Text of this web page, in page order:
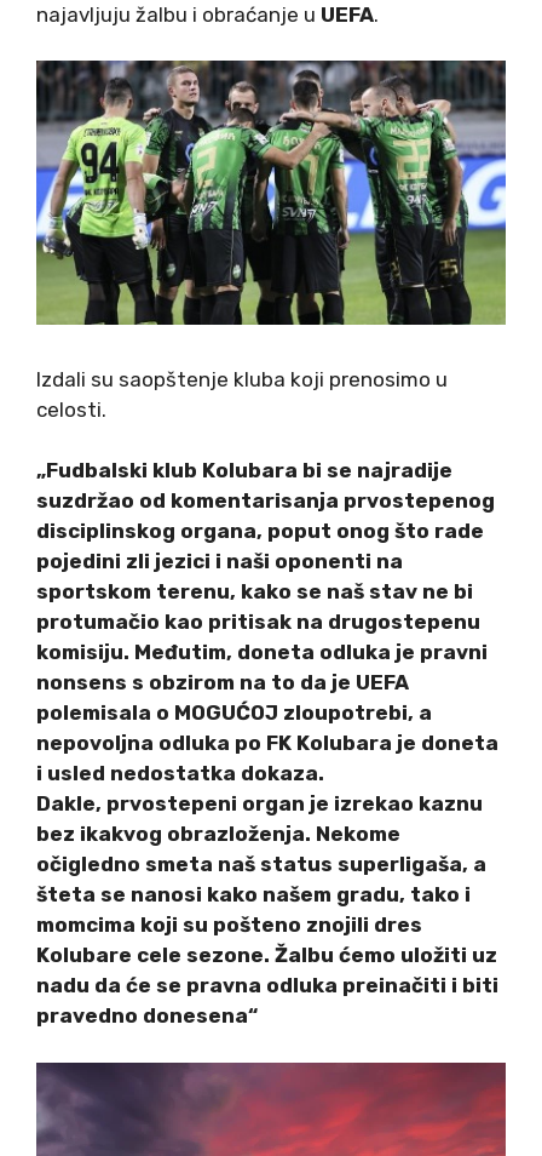
najavljuju žalbu i obraćanje u UEFA.
Izdali su saopštenje kluba koji prenosimo u
celosti.
„Fudbalski klub Kolubara bi se najradije
suzdržao od komentarisanja prvostepenog
disciplinskog organa, poput onog što rade
pojedini zli jezici i naši oponenti na
sportskom terenu, kako se naš stav ne bi
protumačio kao pritisak na drugostepenu
komisiju. Međutim, doneta odluka je pravni
nonsens s obzirom na to da je UEFA
polemisala o MOGUĆOJ zloupotrebi, a
nepovoljna odluka po FK Kolubara je doneta
i usled nedostatka dokaza.
Dakle, prvostepeni organ je izrekao kaznu
bez ikakvog obrazloženja. Nekome
očigledno smeta naš status superligaša, a
šteta se nanosi kako našem gradu, tako i
momcima koji su pošteno znojili dres
Kolubare cele sezone. Žalbu ćemo uložiti uz
nadu da će se pravna odluka preinačiti i biti
pravedno donesena“